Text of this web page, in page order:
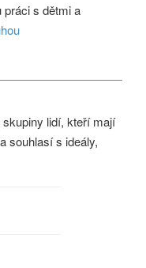
práci s dětmi a
lidí, kteří mají
souhlasí s ideály,